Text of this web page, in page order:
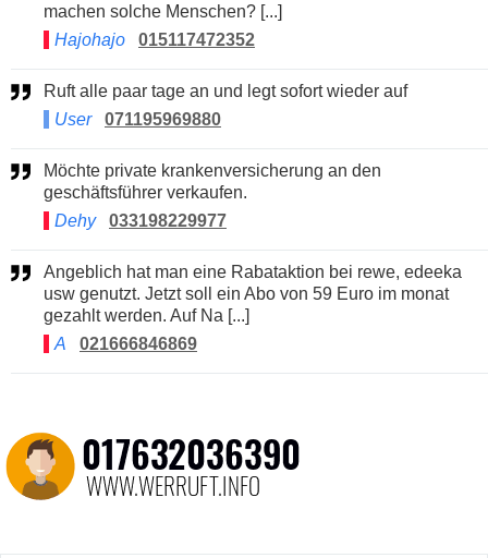
machen solche Menschen? [...]
Hajohajo
015117472352
Ruft alle paar tage an und legt sofort wieder auf
User
071195969880
Möchte private krankenversicherung an den
geschäftsführer verkaufen.
Dehy
033198229977
Angeblich hat man eine Rabataktion bei rewe, edeeka
usw genutzt. Jetzt soll ein Abo von 59 Euro im monat
gezahlt werden. Auf Na [...]
A
021666846869